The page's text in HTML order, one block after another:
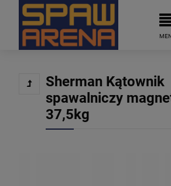
Sherman Kątownik
spawalniczy
37,5kg